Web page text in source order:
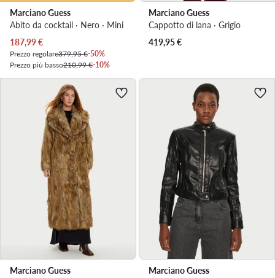
Marciano Guess
Abito da cocktail · Nero · Mini
Prezzo attuale
187,99€
Prezzo regolare379,95 €-50%
Prezzo più basso210,99 €-10%
Marciano Guess
Cappotto di lana · Grigio
419,95€
Marciano Guess
Marciano Guess